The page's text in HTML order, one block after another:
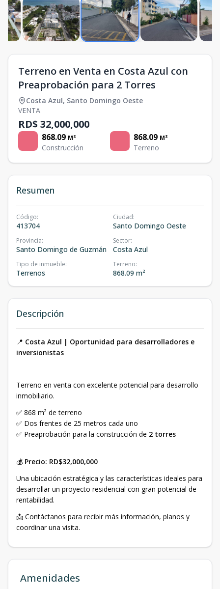
Terreno en Venta en Costa Azul con
Preaprobación para 2 Torres
Costa Azul, Santo Domingo Oeste
VENTA
RD$ 32,000,000
868.09 M²
Construcción
868.09 M²
Terreno
Resumen
Código:
413704
Ciudad:
Santo Domingo Oeste
Provincia:
Santo Domingo de Guzmán
Sector:
Costa Azul
Tipo de inmueble:
Terrenos
Terreno:
868.09 m²
Descripción
📍 Costa Azul | Oportunidad para desarrolladores e
inversionistas
Terreno en venta con excelente potencial para desarrollo
inmobiliario.
✅ 868 m² de terreno
✅ Dos frentes de 25 metros cada uno
✅ Preaprobación para la construcción de 2 torres
💰 Precio: RD$32,000,000
Una ubicación estratégica y las características ideales para
desarrollar un proyecto residencial con gran potencial de
rentabilidad.
📩 Contáctanos para recibir más información, planos y
coordinar una visita.
Amenidades